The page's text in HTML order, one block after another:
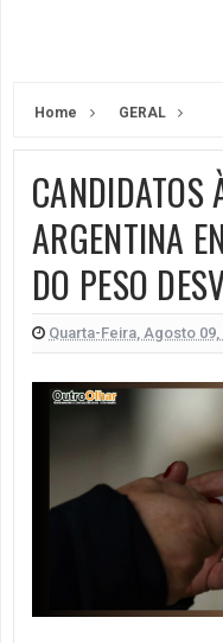
Home GERAL
CANDIDATOS
ARGENTINA
DO PESO
Quarta-Feira, Agosto 09,